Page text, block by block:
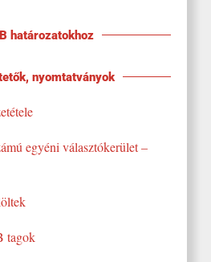
határozatokhoz
nyomtatványok
egyéni választókerület –
tagok